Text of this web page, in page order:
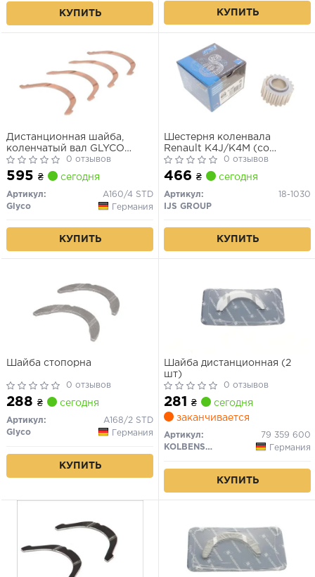
КУПИТЬ КУПИТЬ
Дистанционная шайба,
коленчатый вал GLYCO
A160/4 STD
0 отзывов
595 ₴ сегодня
Артикул:
A160/4 STD
Glyco
Германия
КУПИТЬ
Шестерня коленвала
Renault K4J/K4M (со
шпонкой)
0 отзывов
466 ₴ сегодня
Артикул:
18-1030
IJS GROUP
КУПИТЬ
Шайба стопорна
0 отзывов
288 ₴ сегодня
Артикул:
A168/2 STD
Glyco
Германия
КУПИТЬ
Шайба дистанционная (2
шт)
0 отзывов
281 ₴
сегодня
заканчивается
Артикул:
79 359 600
KOLBENSCHMIDT
Германия
КУПИТЬ